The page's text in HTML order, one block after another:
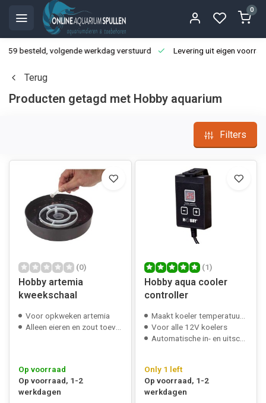
0
besteld, volgende werkdag verstuurd Levering uit eigen
Terug
Producten getagd met Hobby aquarium
Filters
(0)
Hobby artemia
kweekschaal
Voor opkweken artemia
Alleen eieren en zout toevoegen
Op voorraad
Op voorraad, 1-2
werkdagen
(1)
Hobby aqua cooler
controller
Maakt koeler temperatuur gestuurd
Voor alle 12V koelers
Automatische in- en uitschakeling koelers
Only 1 left
Op voorraad, 1-2
werkdagen